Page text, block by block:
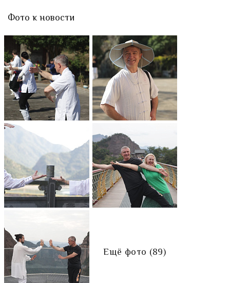
Фото к новости
Ещё фото (89)